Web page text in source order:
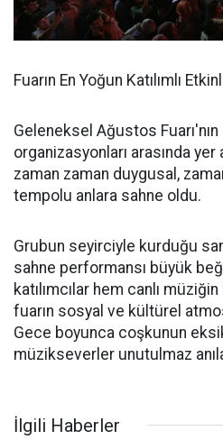
Fuarın En Yoğun Katılımlı
Geleneksel Ağustos
organizasyonları arasında
zaman zaman duygusal,
tempolu anlara sahne oldu.
Grubun seyirciyle kurduğu
sahne performansı büyük
katılımcılar hem canlı
fuarın sosyal ve kültürel
Gece boyunca coşkunun
müzikseverler unutulmaz
İlgili Haberler